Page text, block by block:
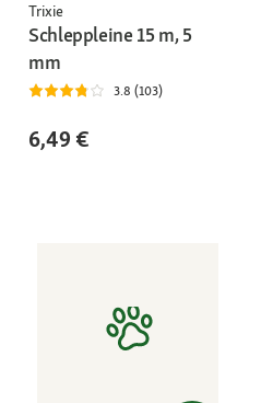
Trixie
Schleppleine 15 m, 5
mm
3.8 (103)
6,49 €